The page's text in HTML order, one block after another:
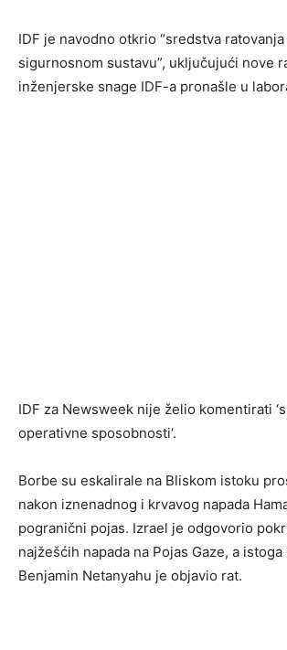
IDF je navodno otkrio “sredstva
sigurnosnom sustavu”, uključujući nove
inženjerske snage IDF-a pronašle u
IDF za Newsweek nije želio komentirati
operativne sposobnosti‘.
Borbe su eskalirale na Bliskom istoku
nakon iznenadnog i krvavog napada
pogranični pojas. Izrael je odgovorio
najžešćih napada na Pojas Gaze, a
Benjamin Netanyahu je objavio rat.